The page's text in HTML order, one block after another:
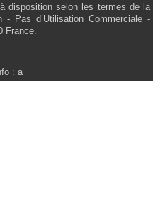
disposition selon les termes de la
- Pas d’Utilisation Commerciale -
France.
: a